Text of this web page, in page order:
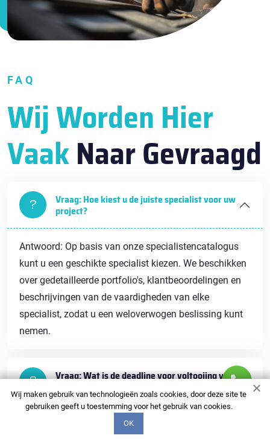
FAQ
Wij Worden Hier
VaakNaar Gevraagd
Vraag: Hoe kiest u de juiste specialist voor uw
project?
Antwoord: Op basis van onze specialistencatalogus
kunt u een geschikte specialist kiezen. We beschikken
over gedetailleerde portfolio's, klantbeoordelingen en
beschrijvingen van de vaardigheden van elke
specialist, zodat u een weloverwogen beslissing kunt
nemen.
Vraag: Wat is de deadline voor voltooiing van
Vraag: Welke garanties worden er gegeven
Wij maken gebruik van technologieën zoals cookies, door deze site te
gebruiken geeft u toestemming voor het gebruik van cookies.
OK